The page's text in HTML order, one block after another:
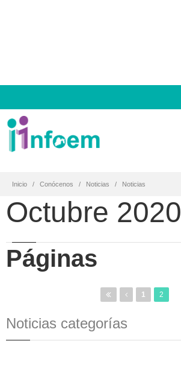
Inicio Conócenos Noticias Noticias
Octubre 2020
Páginas
1 2
Noticias categorías